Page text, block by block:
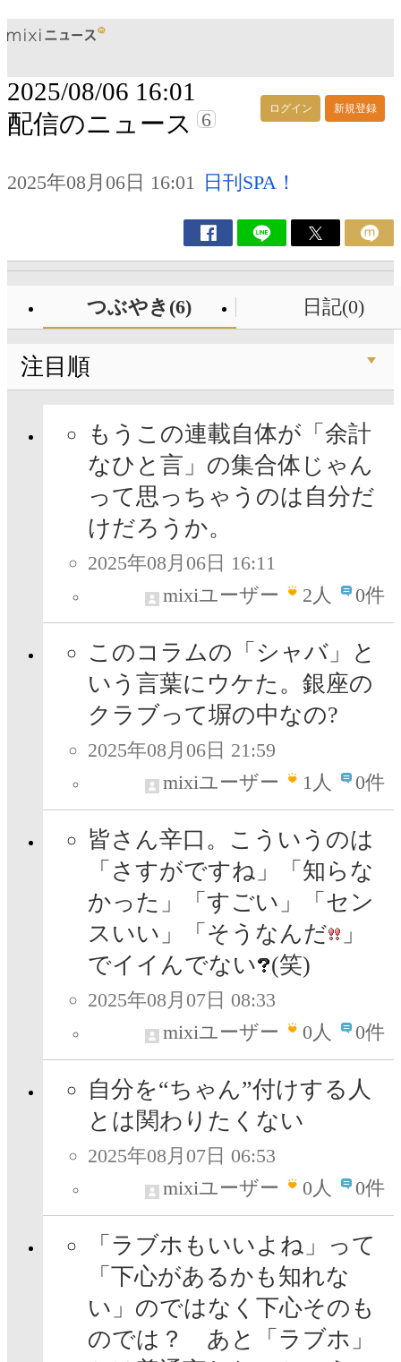
ログイン 新規登録
2025/08/06 16:01
配信のニュース
6
2025年08月06日 16:01 日刊SPA！
つぶやき(6) 日記(0)
注目順
もうこの連載自体が「余計
なひと言」の集合体じゃん
って思っちゃうのは自分だ
けだろうか。
2025年08月06日 16:11
mixiユーザー
2人 0件
このコラムの「シャバ」と
いう言葉にウケた。銀座の
クラブって塀の中なの?
2025年08月06日 21:59
mixiユーザー
1人 0件
皆さん辛口。こういうのは
「さすがですね」「知らな
かった」「すごい」「セン
スいい」「そうなんだ
」
でイイんでない
(笑)
2025年08月07日 08:33
mixiユーザー
0人 0件
自分を“ちゃん”付けする人
とは関わりたくない
2025年08月07日 06:53
mixiユーザー
0人 0件
「ラブホもいいよね」って
「下心があるかも知れな
い」のではなく下心そのも
のでは？ あと「ラブホ」